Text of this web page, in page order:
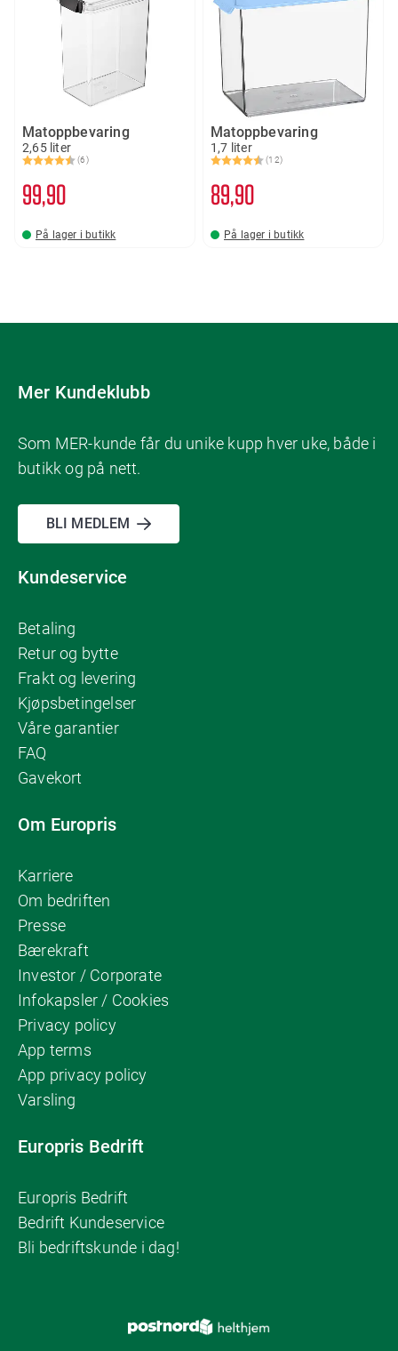
Matoppbevaring
2,65 liter
Karakter:
(6)
4.7 av 5 mulige
99 90
På lager i butikk
Matoppbevaring
1,7 liter
Karakter:
(12)
4.9 av 5 mulige
89 90
På lager i butikk
Mer Kundeklubb
Som MER-kunde får du unike kupp hver uke, både i
butikk og på nett.
BLI MEDLEM
Kundeservice
Betaling
Retur og bytte
Frakt og levering
Kjøpsbetingelser
Våre garantier
FAQ
Gavekort
Om Europris
Karriere
Om bedriften
Presse
Bærekraft
Investor / Corporate
Infokapsler / Cookies
Privacy policy
App terms
App privacy policy
Varsling
Europris Bedrift
Europris Bedrift
Bedrift Kundeservice
Bli bedriftskunde i dag!